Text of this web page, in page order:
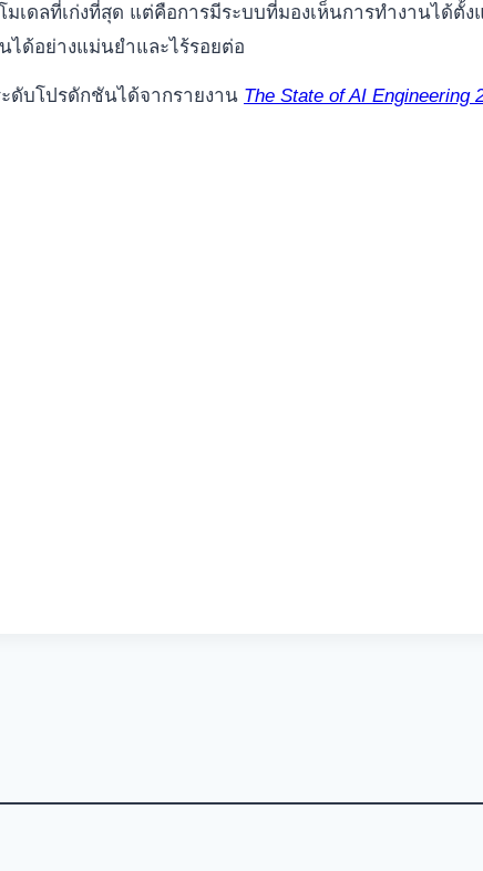
เดลที่เก่งที่สุด แต่คือการมีระบบที่มองเห็นการทำงานได้ตั้
ได้อย่างแม่นยำและไร้รอยต่อ
ดับโปรดักชันได้จากรายงาน The State of AI Engineering